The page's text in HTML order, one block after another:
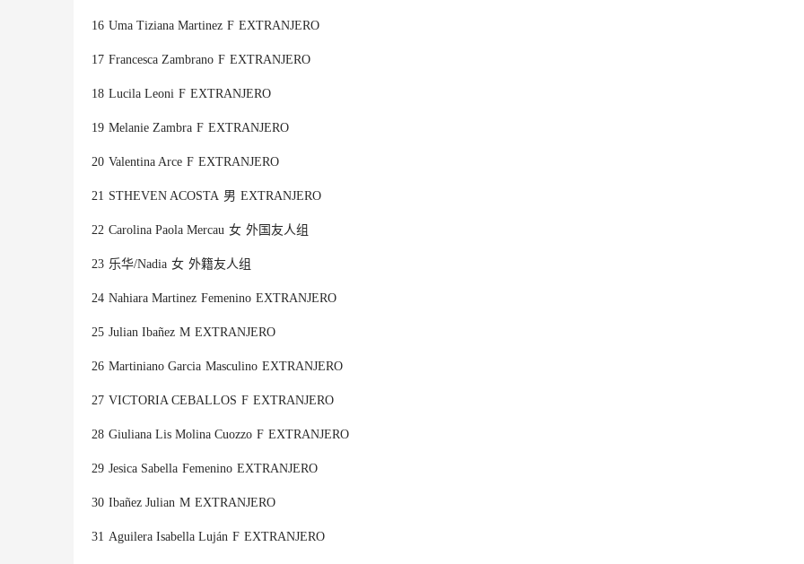
16 Uma Tiziana Martinez F EXTRANJERO
17 Francesca Zambrano F EXTRANJERO
18 Lucila Leoni F EXTRANJERO
19 Melanie Zambra F EXTRANJERO
20 Valentina Arce F EXTRANJERO
21 STHEVEN ACOSTA 男 EXTRANJERO
22 Carolina Paola Mercau 女 外国友人组
23 乐华/Nadia 女 外籍友人组
24 Nahiara Martinez Femenino EXTRANJERO
25 Julian Ibañez M EXTRANJERO
26 Martiniano Garcia Masculino EXTRANJERO
27 VICTORIA CEBALLOS F EXTRANJERO
28 Giuliana Lis Molina Cuozzo F EXTRANJERO
29 Jesica Sabella Femenino EXTRANJERO
30 Ibañez Julian M EXTRANJERO
31 Aguilera Isabella Luján F EXTRANJERO